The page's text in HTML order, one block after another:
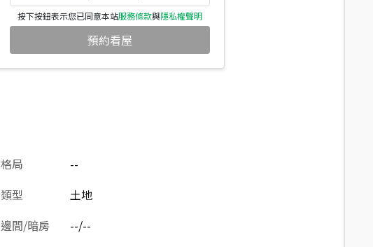
按下按鈕表示您已同意本站服務條款與隱私權聲明
預約看屋
格局
--
類型
土地
邊間/暗房
--/--